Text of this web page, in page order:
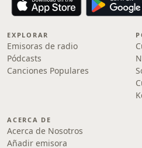
EXPLORAR
Emisoras de radio
Pódcasts
Canciones Populares
ACERCA DE
Acerca de Nosotros
Añadir emisora